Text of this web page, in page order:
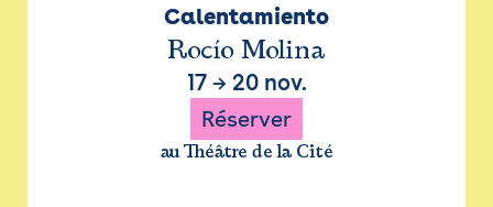
Calentamiento
Rocío Molina
17→ 20 nov.
Réserver
au Théâtre de la Cité